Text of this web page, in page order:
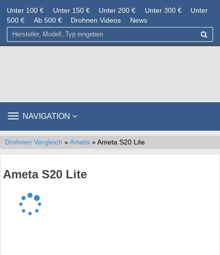
Unter 100 € Unter 150 € Unter 200 € Unter 300 €
Unter
500 €
Ab 500 € Drohnen Videos News
TOGGLE
NAVIGATION
Drohnen Vergleich » Ameta » Ameta S20 Lite
Ameta S20 Lite